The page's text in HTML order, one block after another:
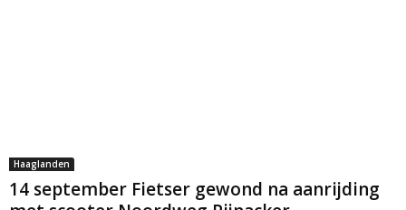
Haaglanden
14 september Fietser gewond na aanrijding